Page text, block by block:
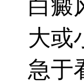
白癜
大或
急于